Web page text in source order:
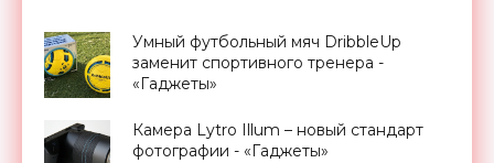
Умный футбольный мяч DribbleUp
заменит спортивного тренера -
«Гаджеты»
Камера Lytro Illum – новый стандарт
фотографии - «Гаджеты»